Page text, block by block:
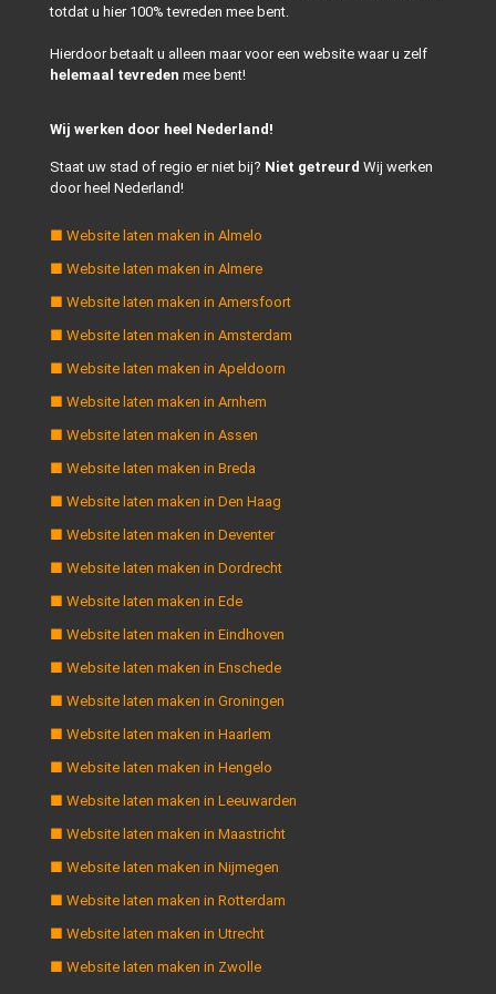
totdat u hier 100% tevreden mee bent.
Hierdoor betaalt u alleen maar voor een website waar u zelf
helemaal tevreden mee bent!
Wij werken door heel Nederland!
Staat uw stad of regio er niet bij? Niet getreurd Wij werken
door heel Nederland!
■ Website laten maken in Almelo
■ Website laten maken in Almere
■ Website laten maken in Amersfoort
■ Website laten maken in Amsterdam
■ Website laten maken in Apeldoorn
■ Website laten maken in Arnhem
■ Website laten maken in Assen
■ Website laten maken in Breda
■ Website laten maken in Den Haag
■ Website laten maken in Deventer
■ Website laten maken in Dordrecht
■ Website laten maken in Ede
■ Website laten maken in Eindhoven
■ Website laten maken in Enschede
■ Website laten maken in Groningen
■ Website laten maken in Haarlem
■ Website laten maken in Hengelo
■ Website laten maken in Leeuwarden
■ Website laten maken in Maastricht
■ Website laten maken in Nijmegen
■ Website laten maken in Rotterdam
■ Website laten maken in Utrecht
■ Website laten maken in Zwolle